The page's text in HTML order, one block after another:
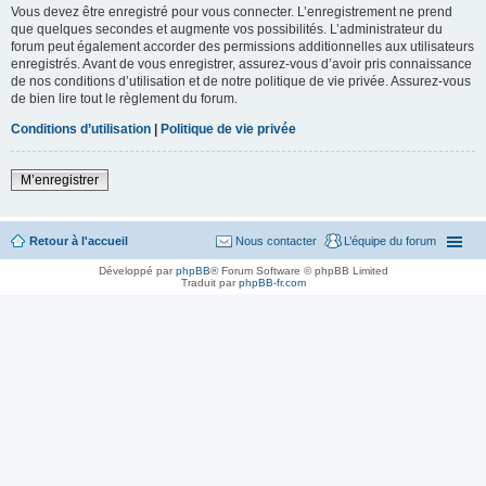
Vous devez être enregistré pour vous connecter. L’enregistrement ne prend
que quelques secondes et augmente vos possibilités. L’administrateur du
forum peut également accorder des permissions additionnelles aux utilisateurs
enregistrés. Avant de vous enregistrer, assurez-vous d’avoir pris connaissance
de nos conditions d’utilisation et de notre politique de vie privée. Assurez-vous
de bien lire tout le règlement du forum.
Conditions d’utilisation | Politique de vie privée
M’enregistrer
Retour à l'accueil L’équipe du forum
Nous contacter
Développé parphpBB® Forum Software © phpBB Limited
Traduit parphpBB-fr.com